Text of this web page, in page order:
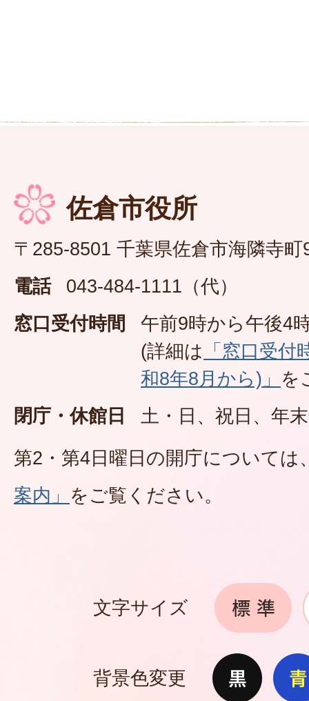
佐倉市役所
〒285-8501 千葉県佐倉市海隣寺町
電話
043-484-1111（代）
窓口受付時間
午前9時から午後4
(詳細は 「窓口受
和8年8月から)」 を
閉庁・休館日
土・日、祝日、年
第2・第4日曜日の開庁については
案内」 をご覧ください。
文字サイズ
背景色変更